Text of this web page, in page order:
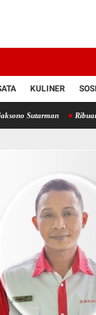
KULINER
Ribuan Paket